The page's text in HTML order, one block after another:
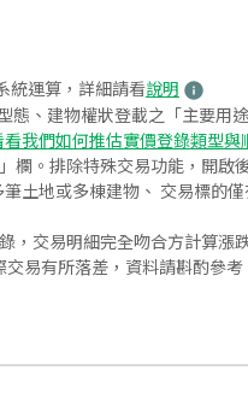
統運算，詳細請看說明
、建物權狀登載之「主要用
看我們如何推估實價登錄類型與
欄。排除特殊交易功能，開啟
土地或多棟建物、 交易標的
，交易明細完全吻合方計算漲
易有所落差，資料請斟酌參考